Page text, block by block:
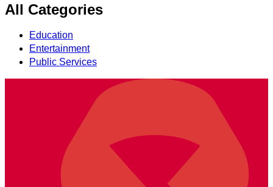
All Categories
Education
Entertainment
Public Services